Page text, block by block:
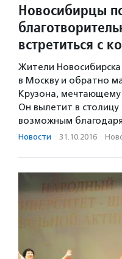
Новосибирцы
встретиться с
Жители
в Москву и обратно
Крузона, мечтающему
Он вылетит в столицу
возможным
Новости · 31.10.2016 ·